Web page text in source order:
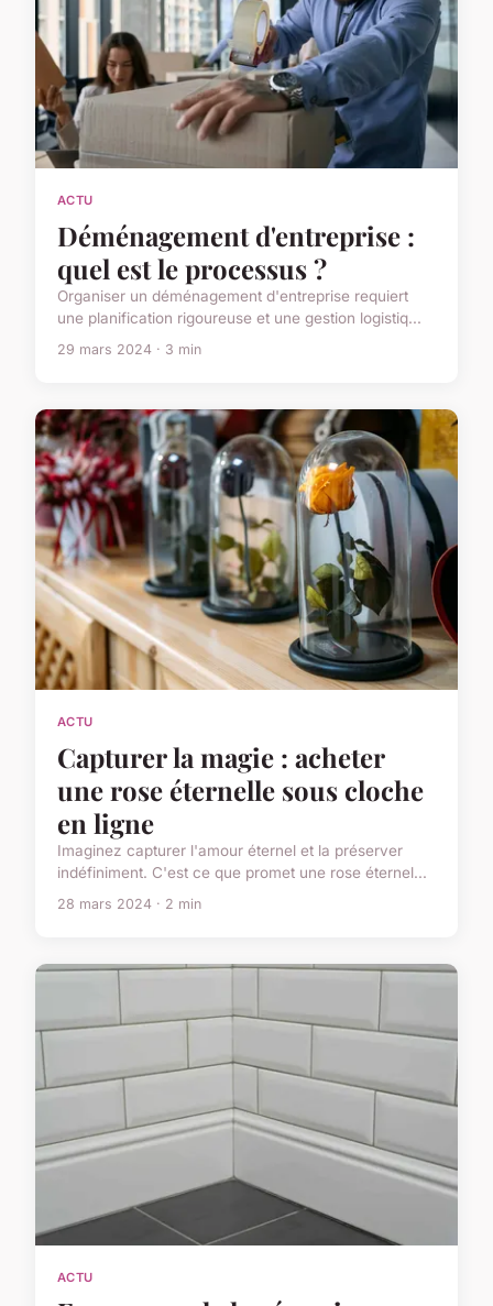
ACTU
Déménagement d'entreprise :
quel est le processus ?
Organiser un déménagement d'entreprise requiert
une planification rigoureuse et une gestion logistiq...
29 mars 2024 · 3 min
ACTU
Capturer la magie : acheter
une rose éternelle sous cloche
en ligne
Imaginez capturer l'amour éternel et la préserver
indéfiniment. C'est ce que promet une rose éternel...
28 mars 2024 · 2 min
ACTU